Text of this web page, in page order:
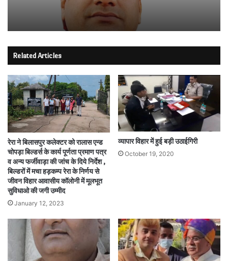
Related Articles
रेरा ने बिलासपुर कलेक्टर को रालास एन्ड
चोपड़ा बिल्डर्स के कार्य पूर्णता प्रमाण पत्र
व अन्य फर्जीवाड़ा की जांच के दिये निर्देश ,
बिल्डरों में मचा हड़कम्प रेरा के निर्णय से
जीवन विहार आवासीय कॉलोनी में मूलभूत
सुविधाओ की जगी उम्मीद
January 12, 2023
व्यापार विहार में हुई बड़ी उठाईगिरी
October 19, 2020